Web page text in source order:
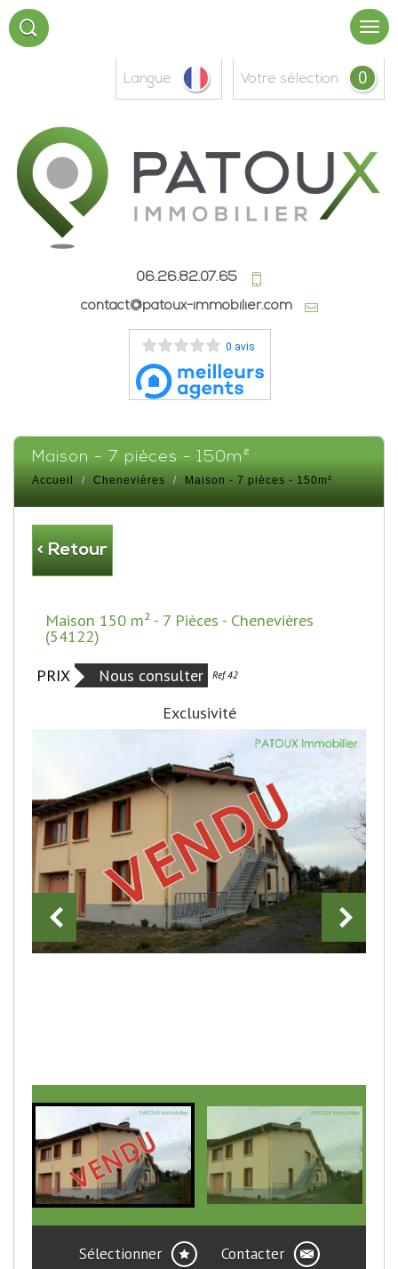
Langue votre sélection 0
06.26.82.07.65
contact@patoux-immobilier.com
0 avis
maison - 7 pièces - 150m²
Accueil Chenevières Maison - 7 pièces - 150m²
< Retour
Maison 150 m² - 7 Pièces - Chenevières
(54122)
PRIX
Nous consulter Ref 42
Bien vendu
Exclusivité
Sélectionner Contacter